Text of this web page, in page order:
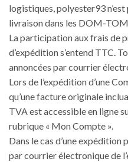
logistiques, polyester93
livraison dans les DOM-
La participation aux frais de
d’expédition s’entend TTC.
annoncées par courrier
Lors de l’expédition d’une
qu’une facture originale
TVA est accessible en ligne
rubrique « Mon Compte ».
Dans le cas d’une
par courrier électronique de